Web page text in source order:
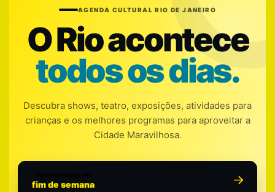
AGENDA CULTURAL RIO DE JANEIRO
O Rio acontece
todos os dias.
Descubra shows, teatro, exposições, atividades para
crianças e os melhores programas para aproveitar a
Cidade Maravilhosa.
fim de semana